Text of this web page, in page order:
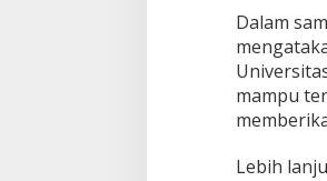
i
l
a
n
t
i
s
Dalam
mampu
Lebih